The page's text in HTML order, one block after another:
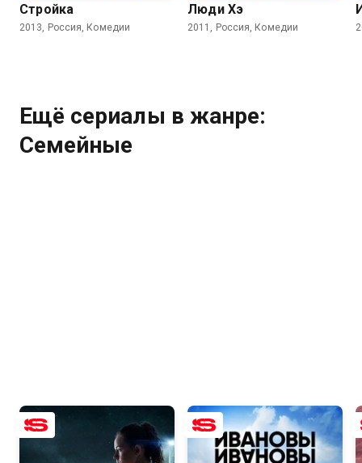
Стройка
2013, Россия, Комедии
Люди Хэ
2011, Россия, Комедии
Ещё сериалы в жанре:
Семейные